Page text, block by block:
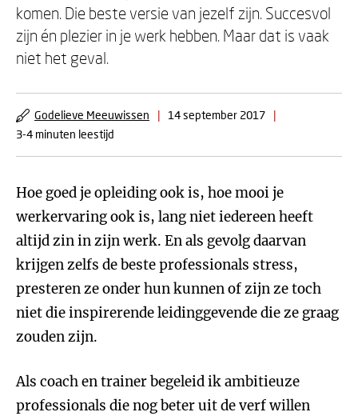
komen. Die beste versie van jezelf zijn. Succesvol
zijn én plezier in je werk hebben. Maar dat is vaak
niet het geval.
Godelieve Meeuwissen | 14 september 2017
|
3-4 minuten leestijd
Hoe goed je opleiding ook is, hoe mooi je
werkervaring ook is, lang niet iedereen heeft
altijd zin in zijn werk. En als gevolg daarvan
krijgen zelfs de beste professionals stress,
presteren ze onder hun kunnen of zijn ze toch
niet die inspirerende leidinggevende die ze graag
zouden zijn.
Als coach en trainer begeleid ik ambitieuze
professionals die nog beter uit de verf willen